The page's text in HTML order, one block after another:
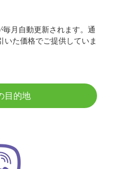
月自動更新されます。通
いた価格でご提供していま
目的地